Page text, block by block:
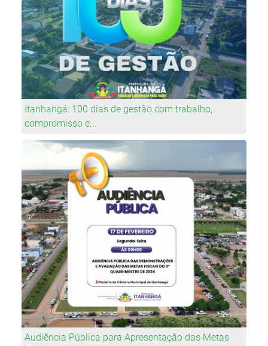
Itanhangá: 100 dias de gestão com trabalho,
compromisso e...
Audiência Pública para Apresentação das Metas